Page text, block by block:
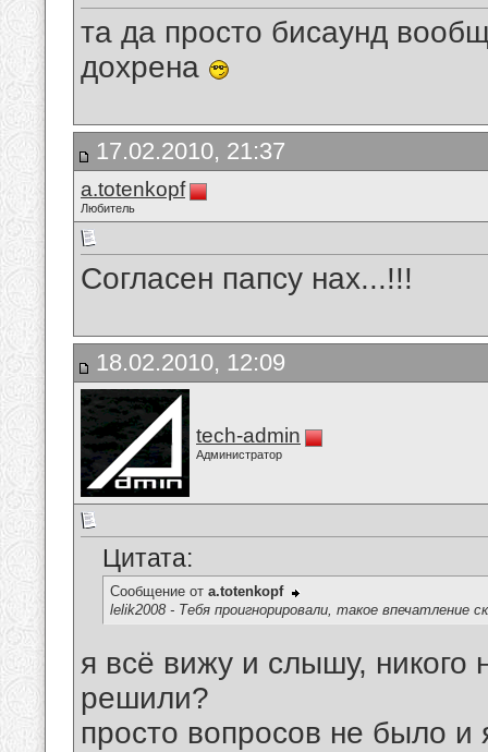
та да просто бисаунд
дохрена
17.02.2010, 21:37
a.totenkopf
Любитель
Согласен папсу нах...!!!
18.02.2010, 12:09
tech-admin
Администратор
Цитата:
Сообщение от a.totenkopf
lelik2008 - Тебя проигнорировали, такое
я всё вижу и слышу, никого
решили?
просто вопросов не было и